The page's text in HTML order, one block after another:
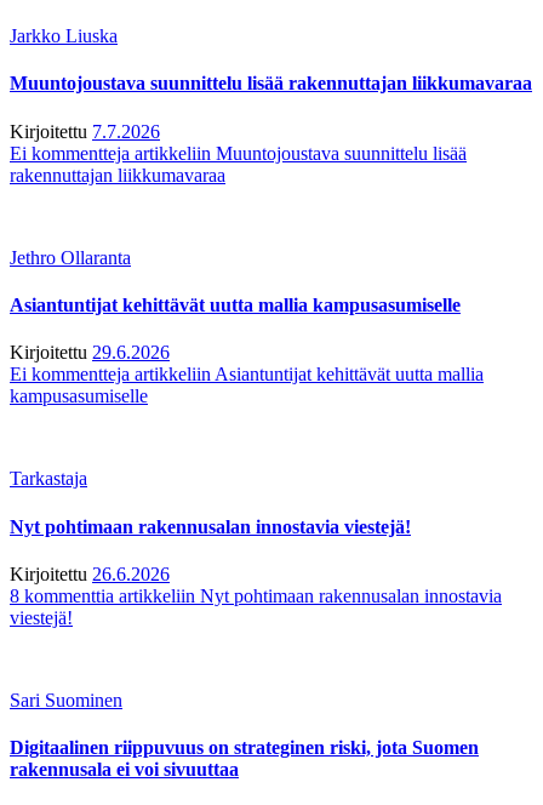
Jarkko Liuska
Muuntojoustava suunnittelu lisää rakennuttajan liikkumavaraa
Kirjoitettu 7.7.2026
Ei kommentteja artikkeliin Muuntojoustava suunnittelu lisää
rakennuttajan liikkumavaraa
Jethro Ollaranta
Asiantuntijat kehittävät uutta mallia kampusasumiselle
Kirjoitettu 29.6.2026
Ei kommentteja artikkeliin Asiantuntijat kehittävät uutta mallia
kampusasumiselle
Tarkastaja
Nyt pohtimaan rakennusalan innostavia viestejä!
Kirjoitettu 26.6.2026
8 kommenttia artikkeliin Nyt pohtimaan rakennusalan innostavia
viestejä!
Sari Suominen
Digitaalinen riippuvuus on strateginen riski, jota Suomen
rakennusala ei voi sivuuttaa